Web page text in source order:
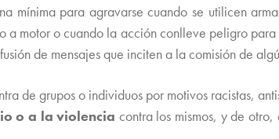
mínima para agravarse cuando se utilicen
motor o cuando la acción conlleve peligro
de mensajes que inciten a la comisión de
de grupos o individuos por motivos racistas,
o a la violencia contra los mismos, y de